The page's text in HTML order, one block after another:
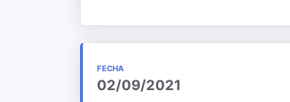
FECHA
02/09/2021